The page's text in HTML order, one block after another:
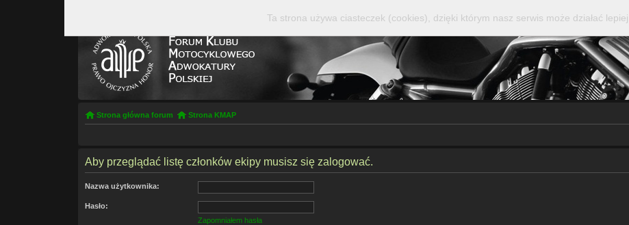
Strona główna forum Strona KMAP
Aby przeglądać listę członków ekipy musisz się zalogować.
Nazwa użytkownika:
Hasło:
Zapomniałem hasła
Ta strona używa ciasteczek (cookies), dzięki którym nasz serwis może działać lepiej.